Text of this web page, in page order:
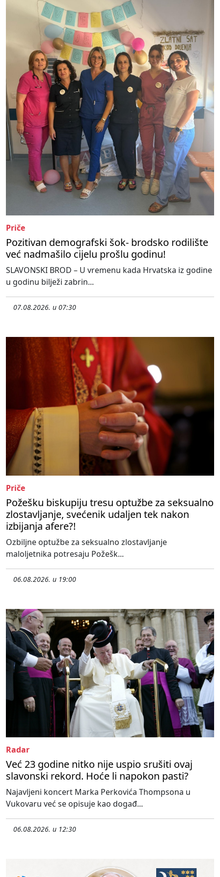
Priče
Pozitivan demografski šok- brodsko rodilište
već nadmašilo cijelu prošlu godinu!
SLAVONSKI BROD – U vremenu kada Hrvatska iz godine
u godinu bilježi zabrin...
07.08.2026. u 07:30
Priče
Požešku biskupiju tresu optužbe za seksualno
zlostavljanje, svećenik udaljen tek nakon
izbijanja afere?!
Ozbiljne optužbe za seksualno zlostavljanje
maloljetnika potresaju Požešk...
06.08.2026. u 19:00
Radar
Već 23 godine nitko nije uspio srušiti ovaj
slavonski rekord. Hoće li napokon pasti?
Najavljeni koncert Marka Perkovića Thompsona u
Vukovaru već se opisuje kao događ...
06.08.2026. u 12:30